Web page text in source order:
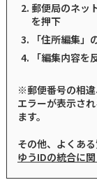
郵便局のネッ
を押下
「住所編集
「編集内容
※郵便番号の相
エラーが表示さ
ます。
その他、よくあ
ゆうIDの統合に